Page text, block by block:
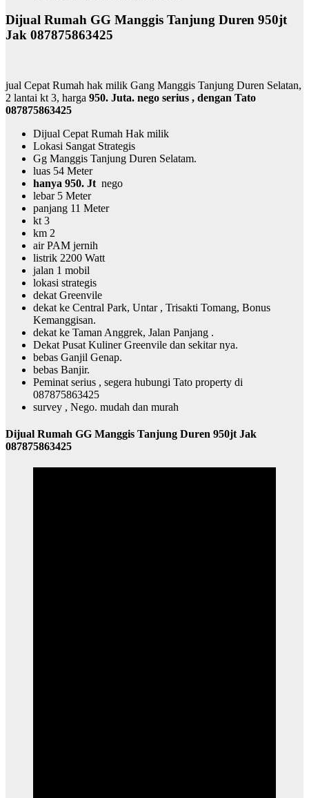
Dijual Rumah GG Manggis Tanjung Duren 950jt
Jak 087875863425
jual Cepat Rumah hak milik Gang Manggis Tanjung Duren Selatan,
2 lantai kt 3, harga 950. Juta. nego serius , dengan Tato
087875863425
Dijual Cepat Rumah Hak milik
Lokasi Sangat Strategis
Gg Manggis Tanjung Duren Selatam.
luas 54 Meter
hanya 950. Jt nego
lebar 5 Meter
panjang 11 Meter
kt 3
km 2
air PAM jernih
listrik 2200 Watt
jalan 1 mobil
lokasi strategis
dekat Greenvile
dekat ke Central Park, Untar , Trisakti Tomang, Bonus
Kemanggisan.
dekat ke Taman Anggrek, Jalan Panjang .
Dekat Pusat Kuliner Greenvile dan sekitar nya.
bebas Ganjil Genap.
bebas Banjir.
Peminat serius , segera hubungi Tato property di
087875863425
survey , Nego. mudah dan murah
Dijual Rumah GG Manggis Tanjung Duren 950jt Jak
087875863425